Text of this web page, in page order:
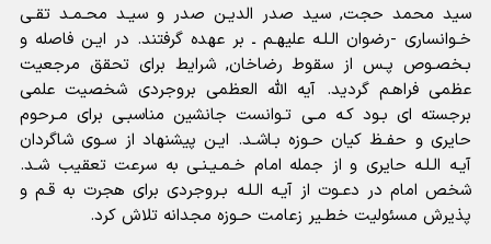
سید محمد حجت, سید صدر الدیـن صدر و سیـد محـمـد تقـى
خـوانسارى -رضوان الـلـه علیهـم ـ بر عهده گرفتند. در ایـن فاصله و
بـخصـوص پـس از سقوط رضاخان, شرایط براى تحقق مرجعیت
عظمى فراهـم گردید. آیه الله العظمى بروجردى شخصیت علمى
برجسته اى بـود کـه مـى تـوانست جانشین مناسبـى براى مـرحوم
حایرى و حفـظ کیان حـوزه بـاشـد. ایـن پیشنهاد از سـوى شاگردان
آیـه الـلـه حایرى و از جمله امام خـمـیـنـى به سرعت تعقیب شـد.
شخص امام در دعـوت از آیـه الـلـه بـروجردى براى هجرت به قـم و
پذیرش مسئولیت خطـیر زعامت حـوزه مجدانه تلاش کرد.